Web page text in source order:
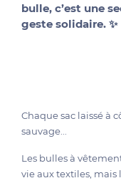
bulle, c’est une
geste solidaire. ✨
Chaque sac laissé à
sauvage...
Les bulles à
vie aux textiles, mais